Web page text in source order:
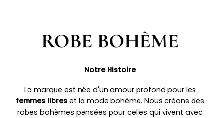
Notre Histoire
La marque est née d'un amour profond pour les
femmes libres et la mode bohème. Nous créons des
robes bohèmes pensées pour celles qui vivent avec